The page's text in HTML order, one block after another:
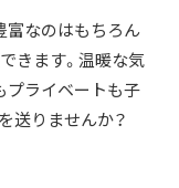
富なのはもちろん
きます。温暖な気
プライベートも子
送りませんか？